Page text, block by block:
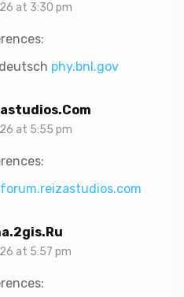
at 3:30 pm
phy.bnl.gov
at 5:55 pm
forum.reizastudios.com
at 5:57 pm